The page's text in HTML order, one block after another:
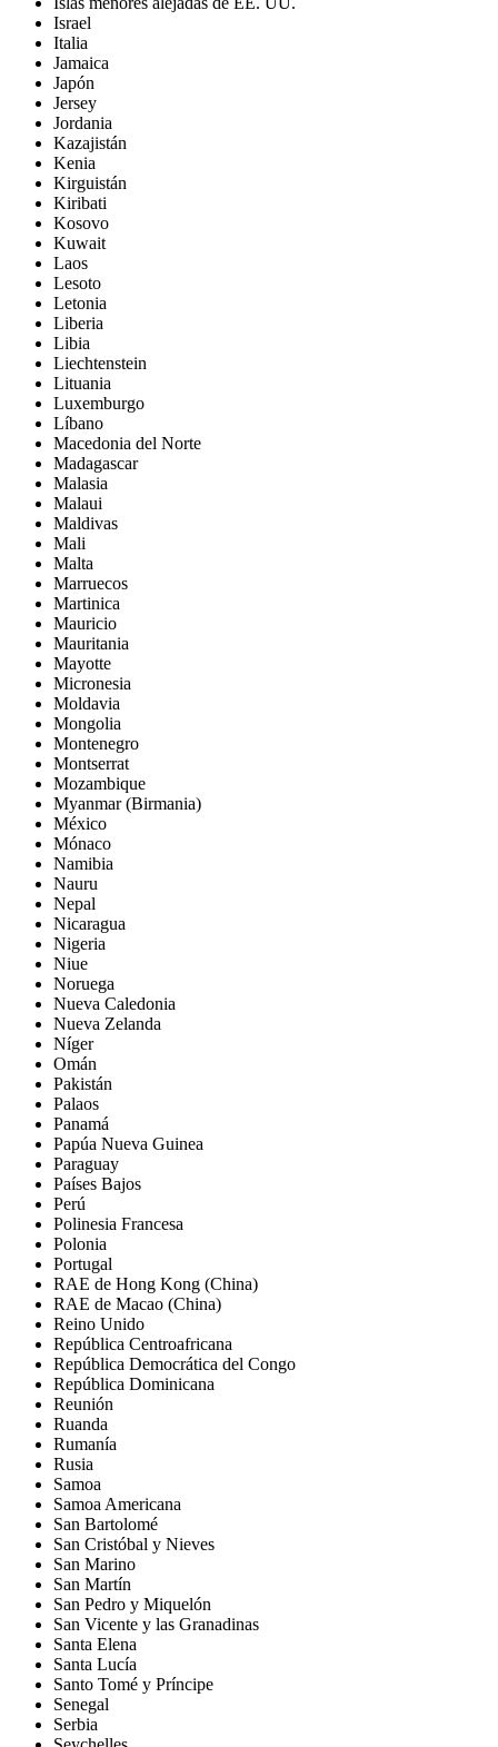
Israel
Italia
Jamaica
Japón
Jersey
Jordania
Kazajistán
Kenia
Kirguistán
Kiribati
Kosovo
Kuwait
Laos
Lesoto
Letonia
Liberia
Libia
Liechtenstein
Lituania
Luxemburgo
Líbano
Macedonia del Norte
Madagascar
Malasia
Malaui
Maldivas
Mali
Malta
Marruecos
Martinica
Mauricio
Mauritania
Mayotte
Micronesia
Moldavia
Mongolia
Montenegro
Montserrat
Mozambique
Myanmar (Birmania)
México
Mónaco
Namibia
Nauru
Nepal
Nicaragua
Nigeria
Niue
Noruega
Nueva Caledonia
Nueva Zelanda
Níger
Omán
Pakistán
Palaos
Panamá
Papúa Nueva Guinea
Paraguay
Países Bajos
Perú
Polinesia Francesa
Polonia
Portugal
RAE de Hong Kong (China)
RAE de Macao (China)
Reino Unido
República Centroafricana
República Democrática del Congo
República Dominicana
Reunión
Ruanda
Rumanía
Rusia
Samoa
Samoa Americana
San Bartolomé
San Cristóbal y Nieves
San Marino
San Martín
San Pedro y Miquelón
San Vicente y las Granadinas
Santa Elena
Santa Lucía
Santo Tomé y Príncipe
Senegal
Serbia